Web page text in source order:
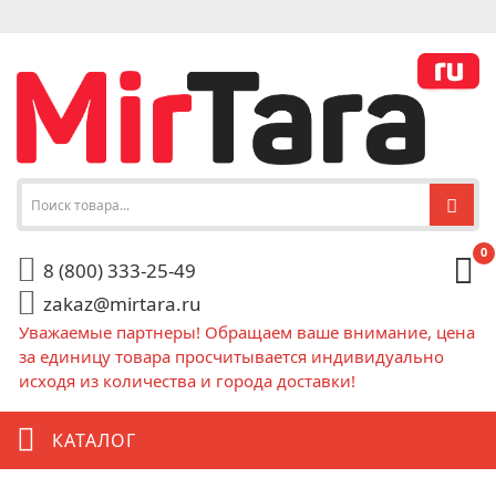
8 (800) 333-25-49
zakaz@mirtara.ru
0
Уважаемые партнеры! Обращаем ваше внимание, цена
за единицу товара просчитывается индивидуально
исходя из количества и города доставки!
КАТАЛОГ